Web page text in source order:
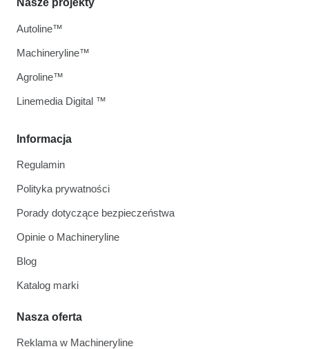
Informacja
Regulamin
Polityka prywatności
Porady dotyczące bezpieczeństwa
Opinie o Machineryline
Blog
Katalog marki
Nasza oferta
Reklama w Machineryline
Nasze projekty
Autoline™
Machineryline™
Agroline™
Linemedia Digital ™